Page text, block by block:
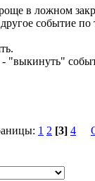
в ложном
событие
- "выкинуть"
1 2 [3] 4